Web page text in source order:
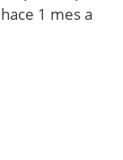
hace 1 mes a